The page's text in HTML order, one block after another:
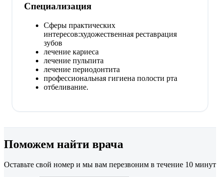
Специализация
Сферы практических
интересов:художественная реставрация
зубов
лечение кариеса
лечение пульпита
лечение периодонтита
профессиональная гигиена полости рта
отбеливание.
Поможем найти врача
Оставьте свой номер и мы вам перезвоним в течение 10 минут